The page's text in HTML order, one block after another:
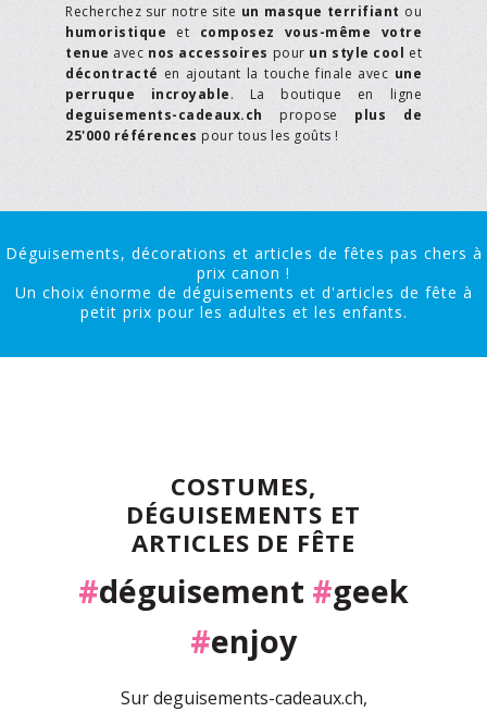
Recherchez sur notre site un masque terrifiant ou
humoristique et composez vous-même votre
tenue avec nos accessoires pour un style cool et
décontracté en ajoutant la touche finale avec une
perruque incroyable. La boutique en ligne
deguisements-cadeaux.ch propose plus de
25'000 références pour tous les goûts !
Déguisements, décorations et articles de fêtes pas chers à
prix canon !
Un choix énorme de déguisements et d'articles de fête à
petit prix pour les adultes et les enfants.
COSTUMES,
DÉGUISEMENTS ET
ARTICLES DE FÊTE
#déguisement #geek
#enjoy
Sur deguisements-cadeaux.ch,